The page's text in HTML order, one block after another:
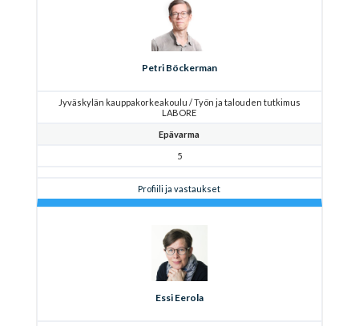
Petri Böckerman
Jyväskylän kauppakorkeakoulu / Työn ja talouden tutkimus
LABORE
Epävarma
5
Profiili ja vastaukset
Essi Eerola